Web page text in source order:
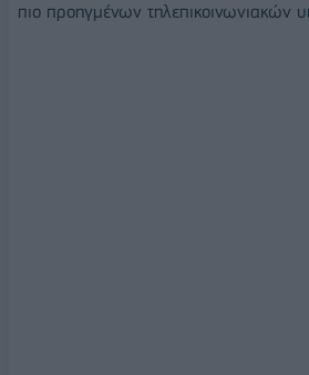
πιο προηγμένων τηλεπικοινωνιακών